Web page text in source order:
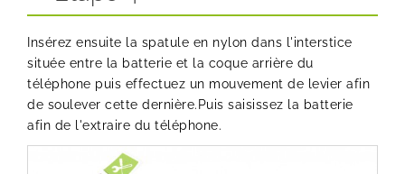
Insérez ensuite la spatule en nylon dans l'interstice
située entre la batterie et la coque arrière du
téléphone puis effectuez un mouvement de levier afin
de soulever cette dernière.Puis saisissez la batterie
afin de l'extraire du téléphone.